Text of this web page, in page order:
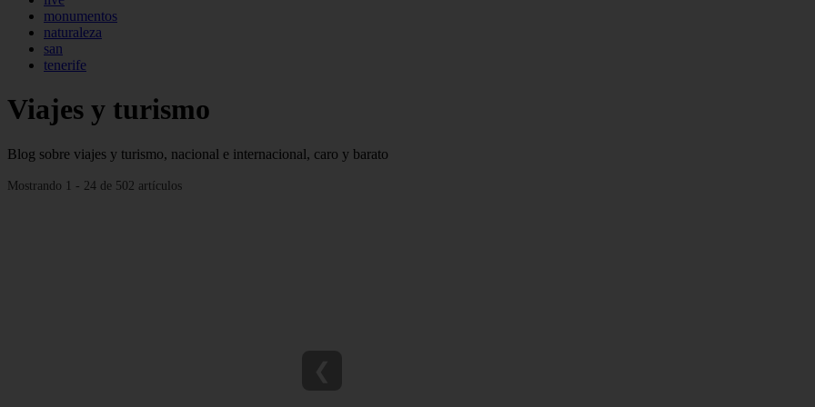
monumentos
naturaleza
san
tenerife
Viajes y turismo
Blog sobre viajes y turismo, nacional e internacional, caro y barato
Mostrando 1 - 24 de 502 artículos